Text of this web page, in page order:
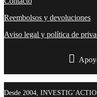
Reembolsos y devoluciones
Aviso legal y política de
Desde 2004,